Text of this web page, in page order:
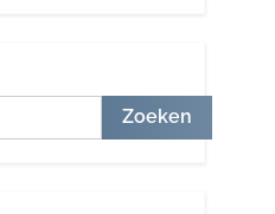
Zoeken